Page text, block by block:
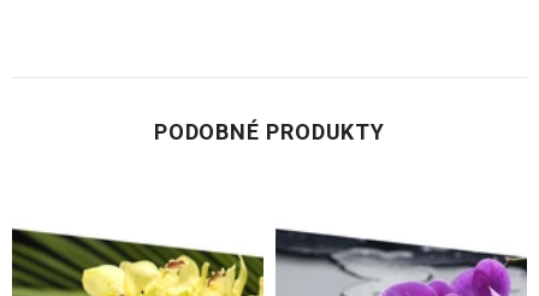
PODOBNÉ PRODUKTY